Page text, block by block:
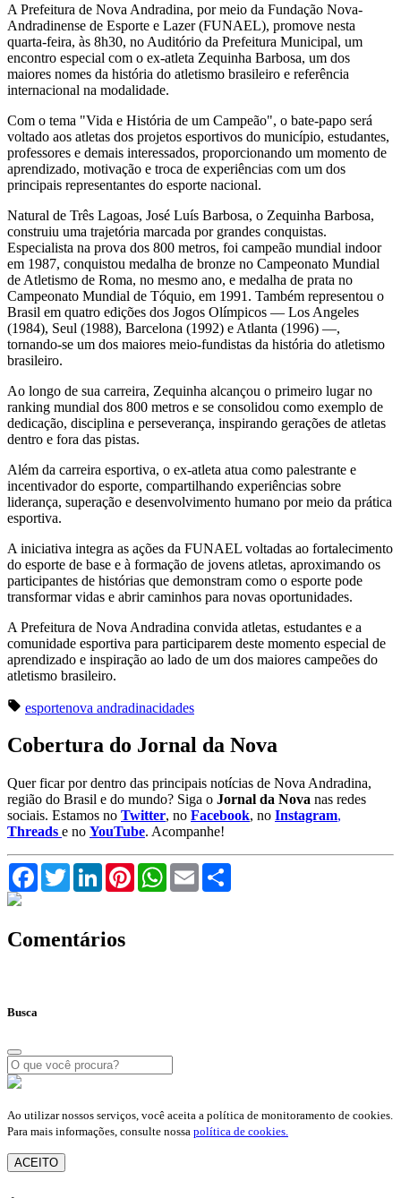
A Prefeitura de Nova Andradina, por meio da Fundação Nova-
Andradinense de Esporte e Lazer (FUNAEL), promove nesta
quarta-feira, às 8h30, no Auditório da Prefeitura Municipal, um
encontro especial com o ex-atleta Zequinha Barbosa, um dos
maiores nomes da história do atletismo brasileiro e referência
internacional na modalidade.
Com o tema "Vida e História de um Campeão", o bate-papo será
voltado aos atletas dos projetos esportivos do município, estudantes,
professores e demais interessados, proporcionando um momento de
aprendizado, motivação e troca de experiências com um dos
principais representantes do esporte nacional.
Natural de Três Lagoas, José Luís Barbosa, o Zequinha Barbosa,
construiu uma trajetória marcada por grandes conquistas.
Especialista na prova dos 800 metros, foi campeão mundial indoor
em 1987, conquistou medalha de bronze no Campeonato Mundial
de Atletismo de Roma, no mesmo ano, e medalha de prata no
Campeonato Mundial de Tóquio, em 1991. Também representou o
Brasil em quatro edições dos Jogos Olímpicos — Los Angeles
(1984), Seul (1988), Barcelona (1992) e Atlanta (1996) —,
tornando-se um dos maiores meio-fundistas da história do atletismo
brasileiro.
Ao longo de sua carreira, Zequinha alcançou o primeiro lugar no
ranking mundial dos 800 metros e se consolidou como exemplo de
dedicação, disciplina e perseverança, inspirando gerações de atletas
dentro e fora das pistas.
Além da carreira esportiva, o ex-atleta atua como palestrante e
incentivador do esporte, compartilhando experiências sobre
liderança, superação e desenvolvimento humano por meio da prática
esportiva.
A iniciativa integra as ações da FUNAEL voltadas ao fortalecimento
do esporte de base e à formação de jovens atletas, aproximando os
participantes de histórias que demonstram como o esporte pode
transformar vidas e abrir caminhos para novas oportunidades.
A Prefeitura de Nova Andradina convida atletas, estudantes e a
comunidade esportiva para participarem deste momento especial de
aprendizado e inspiração ao lado de um dos maiores campeões do
atletismo brasileiro.
esportenova andradinacidades
Cobertura do Jornal da Nova
Quer ficar por dentro das principais notícias de Nova Andradina,
região do Brasil e do mundo? Siga o Jornal da Nova nas redes
sociais. Estamos no Twitter, no Facebook, no Instagram,
Threads e no YouTube. Acompanhe!
FacebookTwitterLinkedInPinterestWhatsApp
Email
Comentários
Busca
Ao utilizar nossos serviços, você aceita a política de monitoramento de cookies.
Para mais informações, consulte nossa política de cookies.
ACEITO